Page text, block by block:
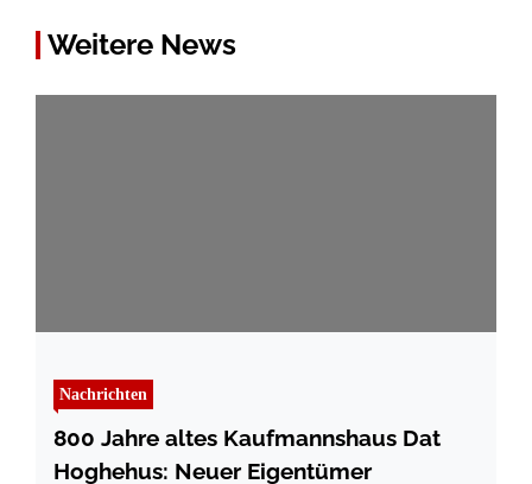
Weitere News
Nachrichten
800 Jahre altes Kaufmannshaus Dat
Hoghehus: Neuer Eigentümer